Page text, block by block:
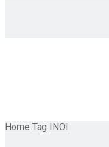
Home Tag INOI